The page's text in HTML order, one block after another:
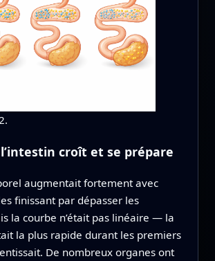
croît et se prépare
augmentait fortement avec
finissant par dépasser les
la courbe n’était pas linéaire — la
la plus rapide durant les premiers
De nombreux organes ont